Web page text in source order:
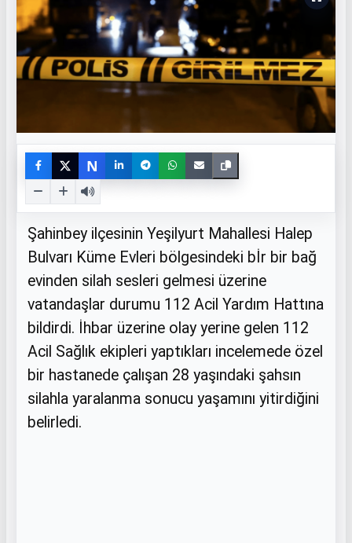
N
Şahinbey ilçesinin Yeşilyurt Mahallesi Halep
Bulvarı Küme Evleri bölgesindeki bİr bir bağ
evinden silah sesleri gelmesi üzerine
vatandaşlar durumu 112 Acil Yardım Hattına
bildirdi. İhbar üzerine olay yerine gelen 112
Acil Sağlık ekipleri yaptıkları incelemede özel
bir hastanede çalışan 28 yaşındaki şahsın
silahla yaralanma sonucu yaşamını yitirdiğini
belirledi.